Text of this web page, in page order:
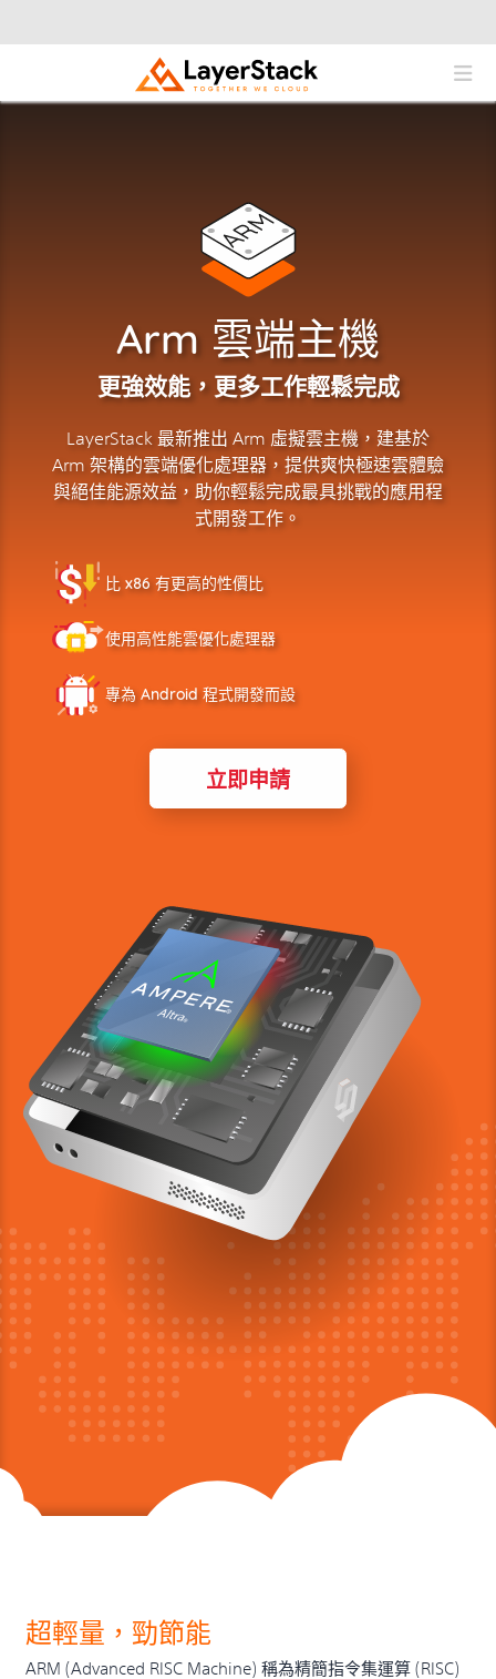
Arm 雲端主機
更強效能，更多工作輕鬆完成
LayerStack 最新推出 Arm 虛擬雲主機，建基於
Arm 架構的雲端優化處理器，提供爽快極速雲體驗
與絕佳能源效益，助你輕鬆完成最具挑戰的應用程
式開發工作。
比 x86 有更高的性價比
使用高性能雲優化處理器
專為 Android 程式開發而設
立即申請
超輕量，勁節能
ARM (Advanced RISC Machine) 稱為精簡指令集運算 (RISC)